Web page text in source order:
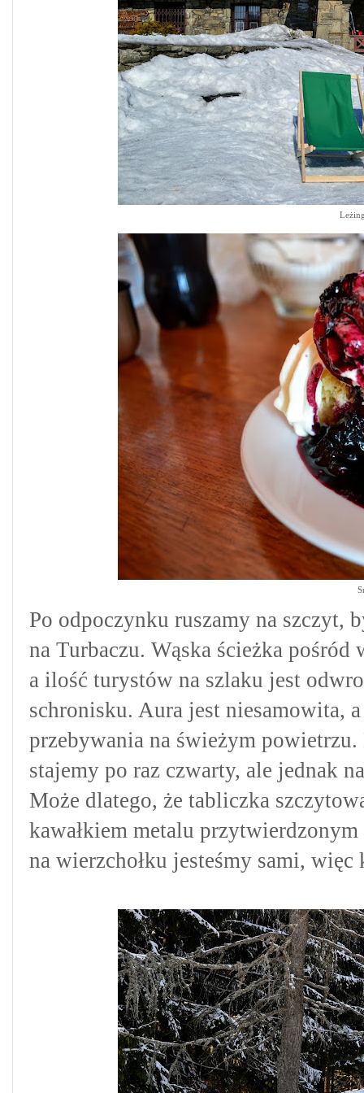
Po odpoczynku ruszamy na szczyt,
na Turbaczu. Wąska ścieżka
a ilość turystów na szlaku jest
schronisku. Aura jest niesamowita,
przebywania na świeżym powietrzu.
stajemy po raz czwarty, ale jednak
Może dlatego, że tabliczka
kawałkiem metalu
na wierzchołku jesteśmy sami,